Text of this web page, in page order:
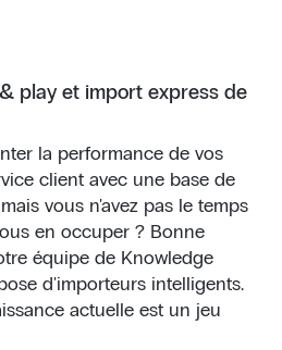
play et import express de
la performance de vos
client avec une base de
vous n'avez pas le temps
en occuper ? Bonne
équipe de Knowledge
d'importeurs intelligents.
actuelle est un jeu